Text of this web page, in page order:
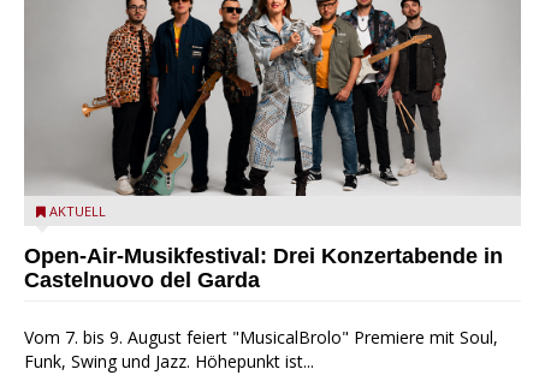
Castelnuovo del Garda: Die "Dirotta su Cuba" zu Gast beim
AKTUELL
Open-Air-Musikfestival: Drei Konzertabende in
Castelnuovo del Garda
Vom 7. bis 9. August feiert "MusicalBrolo" Premiere mit Soul,
Funk, Swing und Jazz. Höhepunkt ist...